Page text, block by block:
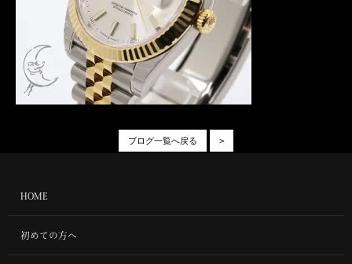
>
ブログ一覧へ戻る
HOME
初めての方へ